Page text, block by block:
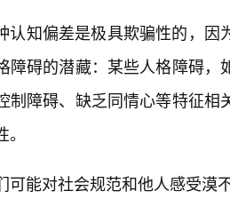
认知偏差是极具欺骗性的，因
障碍的潜藏：某些人格障碍
制障碍、缺乏同情心等特征
可能对社会规范和他人感受漠